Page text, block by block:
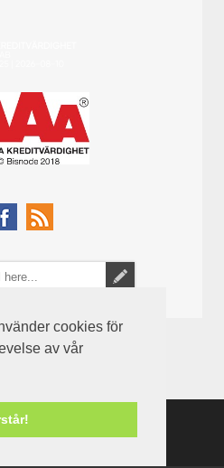
cookies för
av vår
bynopCommerce